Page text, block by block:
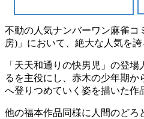
不動の人気ナンバーワン麻雀コ
房)」において、絶大な人気を
「天天和通りの快男児」の登
るを主役にし、赤木の少年期
へ登りつめていく姿を描いた作
他の福本作品同様に人間のどろ